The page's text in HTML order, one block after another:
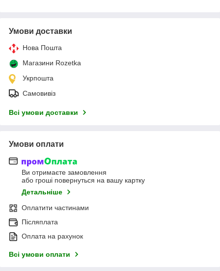
Умови доставки
Нова Пошта
Магазини Rozetka
Укрпошта
Самовивіз
Всі умови доставки
Умови оплати
Ви отримаєте замовлення
або гроші повернуться на вашу картку
Детальніше
Оплатити частинами
Післяплата
Оплата на рахунок
Всі умови оплати